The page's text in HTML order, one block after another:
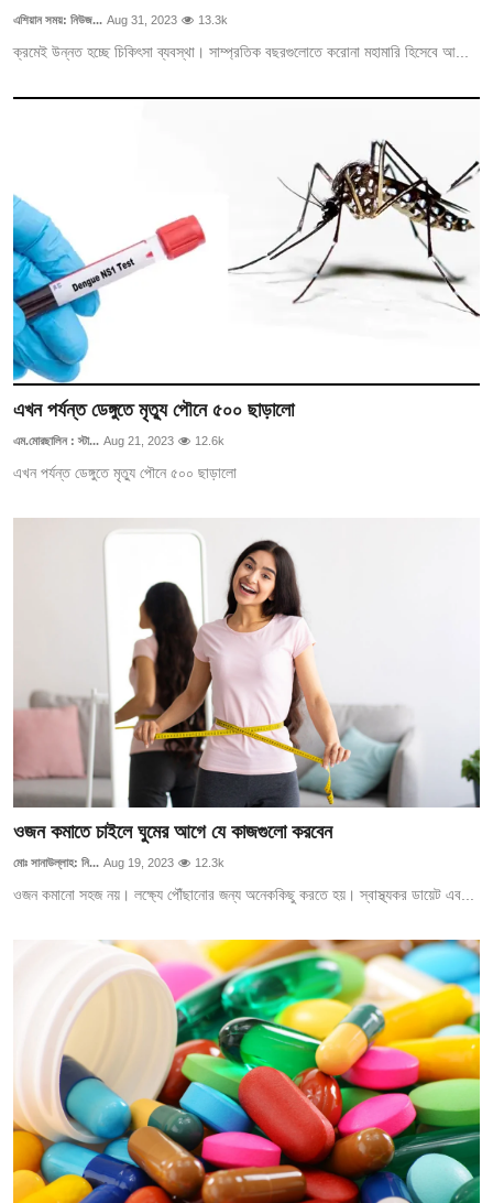
এশিয়ান সময়: নিউজ... Aug 31, 2023 13.3k
ক্রমেই উন্নত হচ্ছে চিকিৎসা ব্যবস্থা। সাম্প্রতিক বছরগুলোতে করোনা মহামারি হিসেবে আ...
এখন পর্যন্ত ডেঙ্গুতে মৃত্যু পৌনে ৫০০ ছাড়ালো
এম.মোরছালিন : স্টা... Aug 21, 2023 12.6k
এখন পর্যন্ত ডেঙ্গুতে মৃত্যু পৌনে ৫০০ ছাড়ালো
ওজন কমাতে চাইলে ঘুমের আগে যে কাজগুলো করবেন
মোঃ সানাউল্লাহ: নি... Aug 19, 2023 12.3k
ওজন কমানো সহজ নয়। লক্ষ্যে পৌঁছানোর জন্য অনেককিছু করতে হয়। স্বাস্থ্যকর ডায়েট এব...